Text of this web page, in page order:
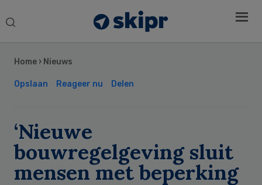
Search
Home › Nieuws
Opslaan Reageer nu Delen
‘Nieuwe
bouwregelgeving sluit
mensen met beperking
Sidebar